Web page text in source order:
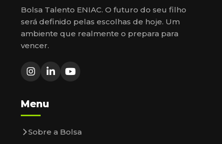
Bolsa Talento ENIAC. O futuro do seu filho
será definido pelas escolhas de hoje. Um
ambiente que realmente o prepara para
vencer.
Menu
Sobre a Bolsa